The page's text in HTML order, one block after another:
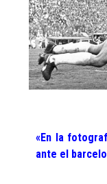
«En la
ante el